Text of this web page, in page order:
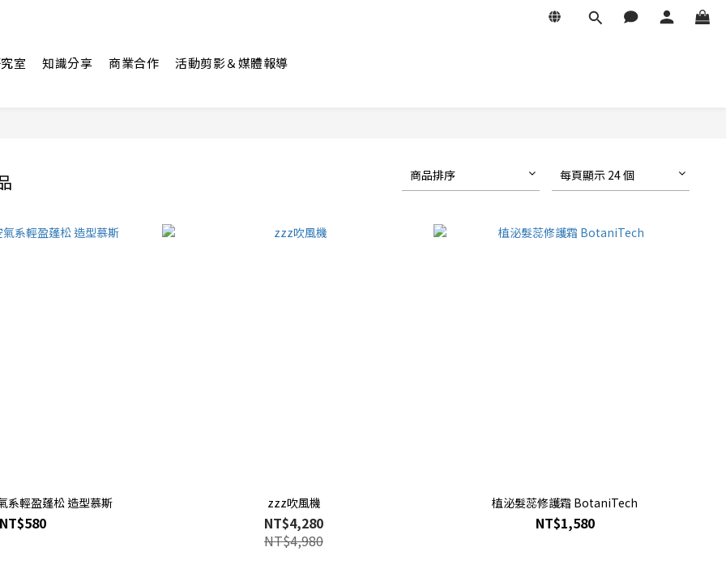
室 知識分享 商業合作 活動剪影＆媒體報導
商品排序 每頁顯示 24 個
系輕盈蓬松 造型慕斯
NT$580
zzz吹風機
NT$4,280
NT$4,980
植泌髮蕊修護霜 BotaniTech
NT$1,580